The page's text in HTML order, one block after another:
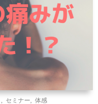
セミナー 体感